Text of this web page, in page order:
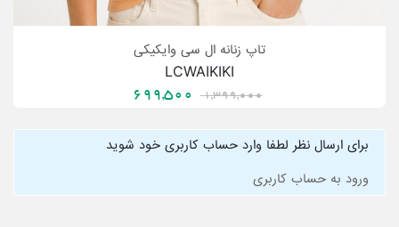
تاپ زنانه ال سی وایکیکی
LCWAIKIKI
1,399,000
699,500
برای ارسال نظر لطفا وارد حساب کاربری خود شوید
ورود به حساب کاربری